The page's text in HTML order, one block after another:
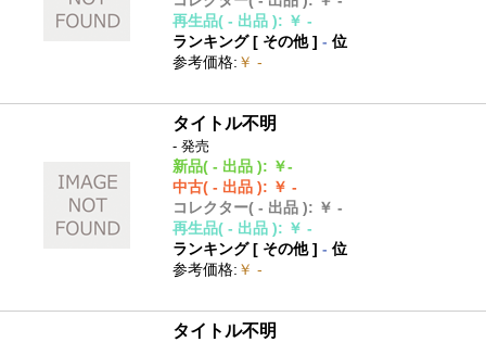
再生品( - 出品 ): ￥ -
ランキング [ その他]- 位
参考価格: ￥ -
タイトル不明
- 発売
新品( - 出品 ): ￥-
中古( - 出品 ): ￥ -
コレクター( - 出品 ): ￥ -
再生品( - 出品 ): ￥ -
ランキング [ その他]- 位
参考価格: ￥ -
タイトル不明